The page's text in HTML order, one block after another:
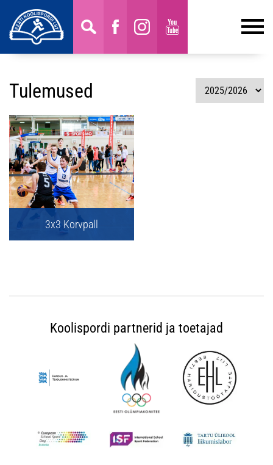
Tulemused
3x3 Korvpall
Koolispordi partnerid ja toetajad